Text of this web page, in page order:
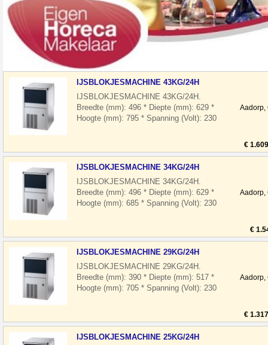
IJSBLOKJESMACHINE 43KG/24H
IJSBLOKJESMACHINE 43KG/24H.
Breedte (mm): 496 * Diepte (mm): 629 *
Hoogte (mm): 795 * Spanning (Volt): 230
Aadorp,
€
IJSBLOKJESMACHINE 34KG/24H
IJSBLOKJESMACHINE 34KG/24H.
Breedte (mm): 496 * Diepte (mm): 629 *
Hoogte (mm): 685 * Spanning (Volt): 230
Aadorp,
€
IJSBLOKJESMACHINE 29KG/24H
IJSBLOKJESMACHINE 29KG/24H.
Breedte (mm): 390 * Diepte (mm): 517 *
Hoogte (mm): 705 * Spanning (Volt): 230
Aadorp,
€
IJSBLOKJESMACHINE 25KG/24H